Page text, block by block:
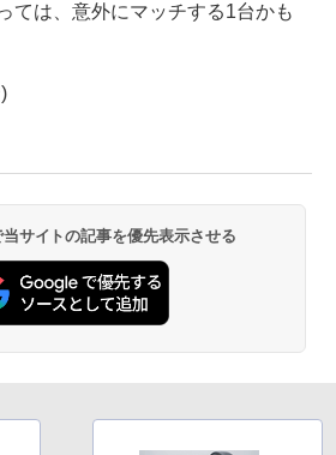
ては、意外にマッチする1台かも
サイトの記事を優先表示させる